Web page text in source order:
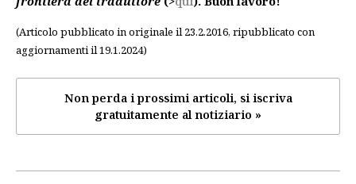
(Articolo pubblicato in originale il 23.2.2016, ripubblicato con
aggiornamenti il 19.1.2024)
Non perda i prossimi articoli, si iscriva
gratuitamente al notiziario »